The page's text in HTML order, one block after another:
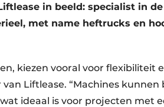
in beeld: specialist in
met name heftrucks en
kiezen vooral voor flexibiliteit
Liftlease. “Machines
ideaal is voor projecten met